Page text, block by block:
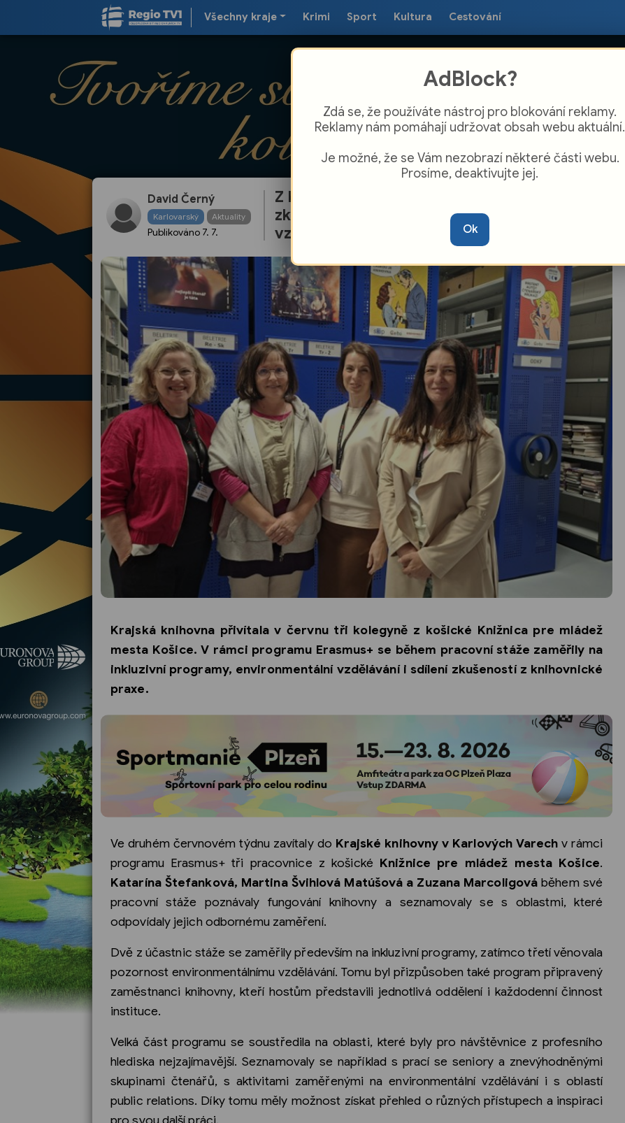
Všechny kraje Krimi Sport Kultura Cestování
David Černý
Karlovarský Aktuality
Publikováno 7. 7.
Z Košic do západních Čech. Knihovnice sbíraly
zkušenosti s inkluzí i environmentálním
vzděláváním
Krajská knihovna přivítala v červnu tři kolegyně z košické Knižnica pre mládež
mesta Košice. V rámci programu Erasmus+ se během pracovní stáže zaměřily na
inkluzivní programy, environmentální vzdělávání i sdílení zkušeností z knihovnické
praxe.
Ve druhém červnovém týdnu zavítaly do Krajské knihovny v Karlových Varech v rámci
programu Erasmus+ tři pracovnice z košické Knižnice pre mládež mesta Košice.
Katarína Štefanková, Martina Švihlová Matúšová a Zuzana Marcoligová během své
pracovní stáže poznávaly fungování knihovny a seznamovaly se s oblastmi, které
odpovídaly jejich odbornému zaměření.
Dvě z účastnic stáže se zaměřily především na inkluzivní programy, zatímco třetí věnovala
pozornost environmentálnímu vzdělávání. Tomu byl přizpůsoben také program připravený
zaměstnanci knihovny, kteří hostům představili jednotlivá oddělení i každodenní činnost
instituce.
Velká část programu se soustředila na oblasti, které byly pro návštěvnice z profesního
hlediska nejzajímavější. Seznamovaly se například s prací se seniory a znevýhodněnými
skupinami čtenářů, s aktivitami zaměřenými na environmentální vzdělávání i s oblastí
public relations. Díky tomu měly možnost získat přehled o různých přístupech a inspiraci
AdBlock?
Zdá se, že používáte nástroj pro blokování reklamy.
Reklamy nám pomáhají udržovat obsah webu aktuální.
Je možné, že se Vám nezobrazí některé části webu.
Prosíme, deaktivujte jej.
Ok